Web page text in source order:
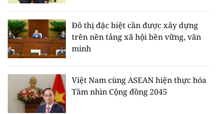
Đô thị đặc biệt cần được xây dựng
trên nền tảng xã hội bền vững, văn
minh
Việt Nam cùng ASEAN hiện thực hóa
Tầm nhìn Cộng đồng 2045